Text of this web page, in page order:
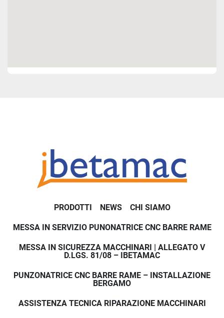
PRODOTTI NEWS CHI SIAMO
MESSA IN SERVIZIO PUNONATRICE CNC BARRE RAME
MESSA IN SICUREZZA MACCHINARI | ALLEGATO V
D.LGS. 81/08 – IBETAMAC
PUNZONATRICE CNC BARRE RAME – INSTALLAZIONE
BERGAMO
ASSISTENZA TECNICA RIPARAZIONE MACCHINARI